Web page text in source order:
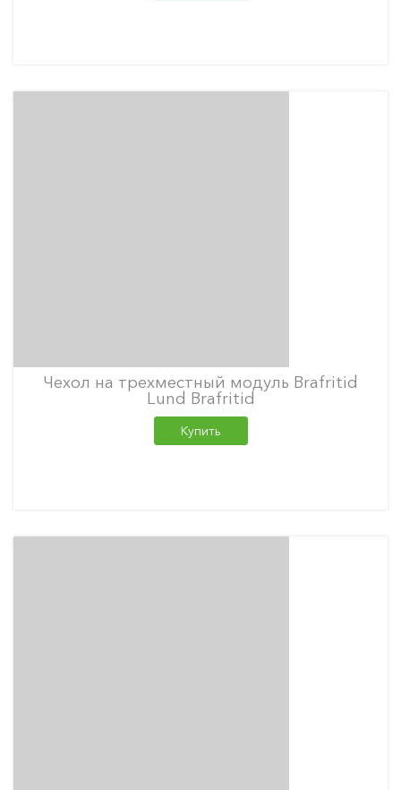
Чехол на трехместный модуль Brafritid
Lund Brafritid
Купить